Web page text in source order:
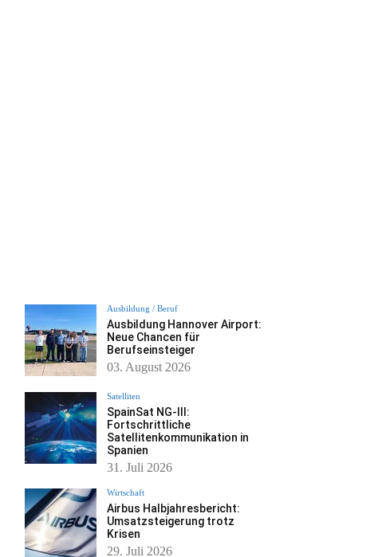
Ausbildung / Beruf
Ausbildung Hannover Airport:
Neue Chancen für
Berufseinsteiger
03. August 2026
Satelliten
SpainSat NG-III:
Fortschrittliche
Satellitenkommunikation in
Spanien
31. Juli 2026
Wirtschaft
Airbus Halbjahresbericht:
Umsatzsteigerung trotz
Krisen
29. Juli 2026